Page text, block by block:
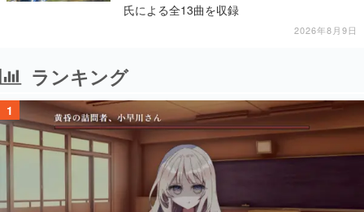
氏による全13曲を収録
2026年8月9日
ランキング
1